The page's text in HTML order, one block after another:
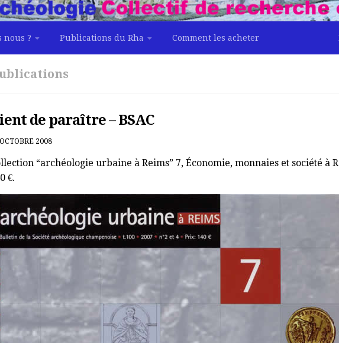
nous ? Publications du Rha Comment les acheter
de paraître – BSAC
2008
“archéologie urbaine à Reims” 7, Économie, monnaies et société à
€.